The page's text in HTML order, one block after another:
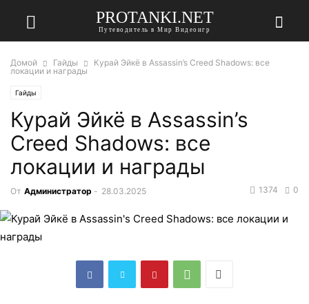
PROTANKI.NET
Путеводитель в Мир Видеоигр
Домой Гайды
Курай Эйкё в Assassin’s Creed Shadows: все
локации и награды
Гайды
Курай Эйкё в Assassin’s
Creed Shadows: все
локации и награды
От Администратор - 28.03.2025 0
1374